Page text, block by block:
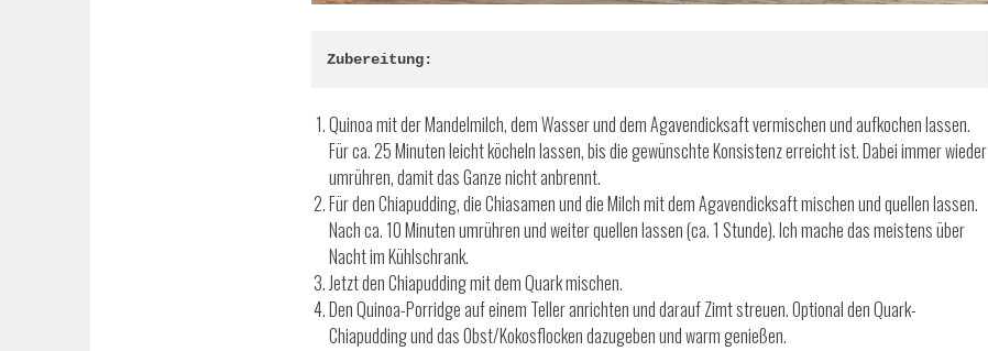
Zubereitung:
Quinoa mit der Mandelmilch, dem Wasser und dem Agavendicksaft vermischen und aufkochen lassen.
Für ca. 25 Minuten leicht köcheln lassen, bis die gewünschte Konsistenz erreicht ist. Dabei immer wieder
umrühren, damit das Ganze nicht anbrennt.
Für den Chiapudding, die Chiasamen und die Milch mit dem Agavendicksaft mischen und quellen lassen.
Nach ca. 10 Minuten umrühren und weiter quellen lassen (ca. 1 Stunde). Ich mache das meistens über
Nacht im Kühlschrank.
Jetzt den Chiapudding mit dem Quark mischen.
Den Quinoa-Porridge auf einem Teller anrichten und darauf Zimt streuen. Optional den Quark-
Chiapudding und das Obst/Kokosflocken dazugeben und warm genießen.